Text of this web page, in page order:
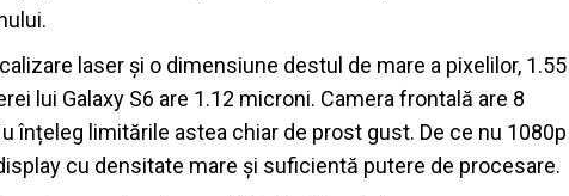
laser și o dimensiune destul de mare a pixelilor, 1.55
lui Galaxy S6 are 1.12 microni. Camera frontală are 8
înțeleg limitările astea chiar de prost gust. De ce nu 1080p
cu densitate mare și suficientă putere de procesare.